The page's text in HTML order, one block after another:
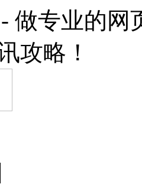
- 做专业的网
攻略！
|